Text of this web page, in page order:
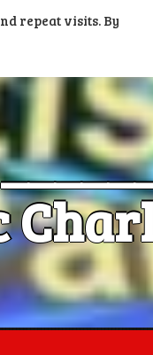
RADIOS
repeat visits. By